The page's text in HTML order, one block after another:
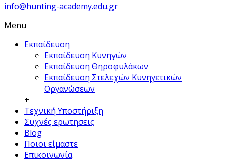
info@hunting-academy.edu.gr
Menu
Εκπαίδευση
Εκπαίδευση Κυνηγών
Εκπαίδευση Θηροφυλάκων
Εκπαίδευση Στελεχών Κυνηγετικών
Οργανώσεων
+
Τεχνική Υποστήριξη
Συχνές ερωτησεις
Blog
Ποιοι είμαστε
Επικοινωνία